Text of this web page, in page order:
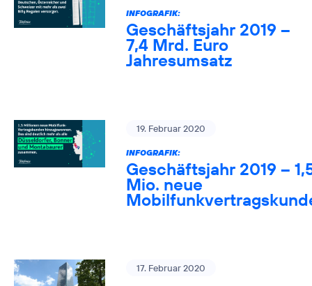
INFOGRAFIK:
Geschäftsjahr 2019 –
7,4 Mrd. Euro
Jahresumsatz
19. Februar 2020
INFOGRAFIK:
Geschäftsjahr 2019 –
Mio. neue
17. Februar 2020